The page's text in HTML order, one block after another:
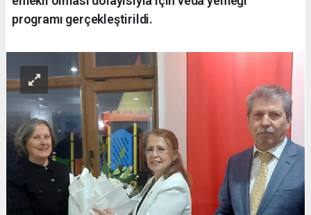
programı gerçekleştirildi.